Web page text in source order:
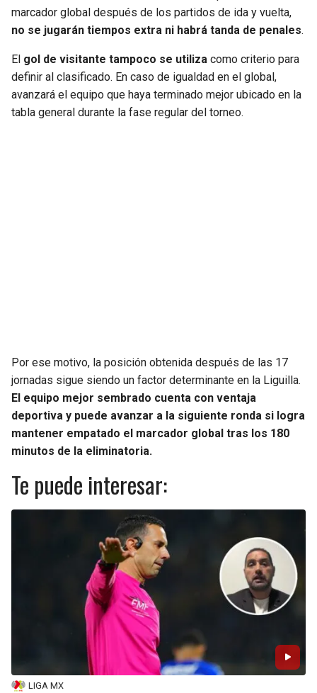
marcador global después de los partidos de ida y vuelta,
no se jugarán tiempos extra ni habrá tanda de penales.
El gol de visitante tampoco se utiliza como criterio para
definir al clasificado. En caso de igualdad en el global,
avanzará el equipo que haya terminado mejor ubicado en la
tabla general durante la fase regular del torneo.
Por ese motivo, la posición obtenida después de las 17
jornadas sigue siendo un factor determinante en la Liguilla.
El equipo mejor sembrado cuenta con ventaja
deportiva y puede avanzar a la siguiente ronda si logra
mantener empatado el marcador global tras los 180
minutos de la eliminatoria.
Te puede interesar:
LIGA MX